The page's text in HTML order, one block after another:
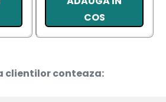
COS
clientilor conteaza: